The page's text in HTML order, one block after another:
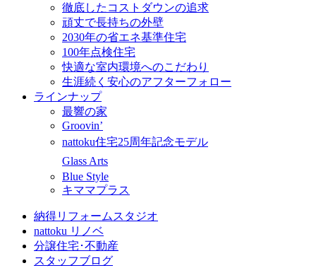
徹底したコストダウンの追求
頑丈で長持ちの外壁
2030年の省エネ基準住宅
100年点検住宅
快適な室内環境へのこだわり
生涯続く安心のアフターフォロー
ラインナップ
最響の家
Groovin’
nattoku住宅25周年記念モデル
Glass Arts
Blue Style
キママプラス
納得リフォームスタジオ
nattoku リノベ
分譲住宅･不動産
スタッフブログ